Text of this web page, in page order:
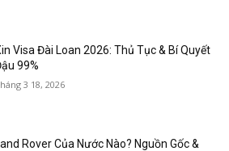
Visa Đài Loan 2026: Thủ Tục & Bí Quyết
99%
3 18, 2026
Rover Của Nước Nào? Nguồn Gốc &